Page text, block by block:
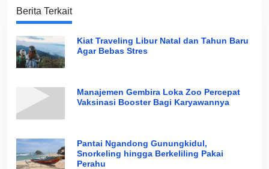
Berita Terkait
Kiat Traveling Libur Natal dan Tahun Baru
Agar Bebas Stres
Manajemen Gembira Loka Zoo Percepat
Vaksinasi Booster Bagi Karyawannya
Pantai Ngandong Gunungkidul,
Snorkeling hingga Berkeliling Pakai
Perahu